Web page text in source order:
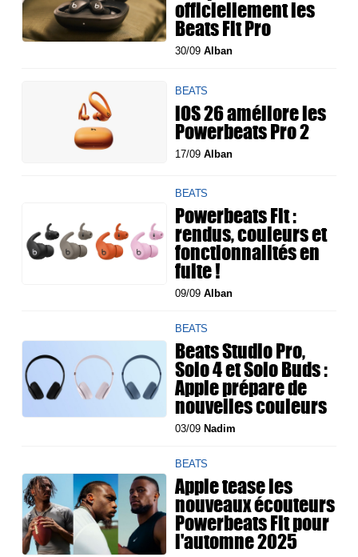
officiellement les
Beats Fit Pro
30/09Alban
BEATS
iOS 26 améliore les
Powerbeats Pro 2
17/09Alban
BEATS
Powerbeats Fit :
rendus, couleurs et
fonctionnalités en
fuite !
09/09Alban
BEATS
Beats Studio Pro,
Solo 4 et Solo Buds :
Apple prépare de
nouvelles couleurs
03/09 Nadim
BEATS
Apple tease les
nouveaux écouteurs
Powerbeats Fit pour
l'automne 2025